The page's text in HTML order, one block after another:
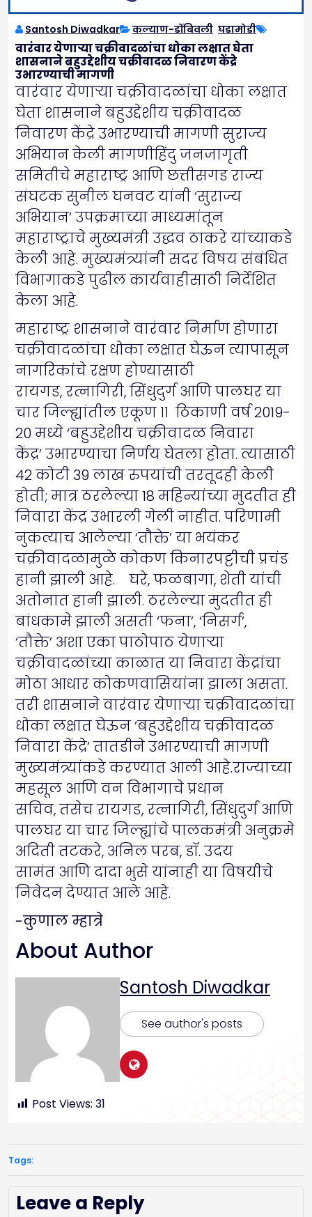
Santosh Diwadkar कल्याण-डोंबिवली घडामोडी
वारंवार येणार्‍या चक्रीवादळांचा धोका लक्षात घेता
शासनाने बहुउद्देशीय चक्रीवादळ निवारण केंद्रे
उभारण्याची मागणी
वारंवार येणार्‍या चक्रीवादळांचा धोका लक्षात
घेता शासनाने बहुउद्देशीय चक्रीवादळ
निवारण केंद्रे उभारण्याची मागणी सुराज्य
अभियान केली मागणीहिंदु जनजागृती
समितीचे महाराष्ट्र आणि छत्तीसगड राज्य
संघटक सुनील घनवट यांनी ‘सुराज्य
अभियान’ उपक्रमाच्या माध्यमांतून
महाराष्ट्राचे मुख्यमंत्री उद्धव ठाकरे यांच्याकडे
केली आहे. मुख्यमंत्र्यांनी सदर विषय संबंधित
विभागाकडे पुढील कार्यवाहीसाठी निर्देशित
केला आहे.
महाराष्ट्र शासनाने वारंवार निर्माण होणारा
चक्रीवादळांचा धोका लक्षात घेऊन त्यापासून
नागरिकांचे रक्षण होण्यासाठी
रायगड, रत्नागिरी, सिंधुदुर्ग आणि पालघर या
चार जिल्ह्यांतील एकूण ११ ठिकाणी वर्ष 2019-
20 मध्ये ‘बहुउद्देशीय चक्रीवादळ निवारा
केंद्र’ उभारण्याचा निर्णय घेतला होता. त्यासाठी
42 कोटी 39 लाख रुपयांची तरतूदही केली
होती; मात्र ठरलेल्या 18 महिन्यांच्या मुदतीत ही
निवारा केंद्र उभारली गेली नाहीत. परिणामी
नुकत्याच आलेल्या ‘तौक्ते’ या भयंकर
चक्रीवादळामुळे कोकण किनारपट्टीची प्रचंड
हानी झाली आहे. घरे, फळबागा, शेती यांची
अतोनात हानी झाली. ठरलेल्या मुदतीत ही
बांधकामे झाली असती ‘फना’, ‘निसर्ग’,
‘तौक्ते’ अशा एका पाठोपाठ येणार्‍या
चक्रीवादळांच्या काळात या निवारा केंद्रांचा
मोठा आधार कोकणवासियांना झाला असता.
तरी शासनाने वारंवार येणार्‍या चक्रीवादळांचा
धोका लक्षात घेऊन ‘बहुउद्देशीय चक्रीवादळ
निवारा केंद्रे’ तातडीने उभारण्याची मागणी
मुख्यमंत्र्यांकडे करण्यात आली आहे.राज्याच्या
महसूल आणि वन विभागाचे प्रधान
सचिव, तसेच रायगड, रत्नागिरी, सिंधुदुर्ग आणि
पालघर या चार जिल्ह्यांचे पालकमंत्री अनुक्रमे
अदिती तटकरे, अनिल परब, डॉ. उदय
सामंत आणि दादा भुसे यांनाही या विषयीचे
निवेदन देण्यात आले आहे.
-कुणाल म्हात्रे
About Author
Santosh Diwadkar
See author's posts
Post Views: 31
Tags:
Leave a Reply